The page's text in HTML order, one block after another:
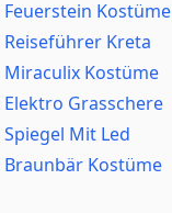
Feuerstein Kostüme
Reiseführer Kreta
Miraculix Kostüme
Elektro Grasschere
Spiegel Mit Led
Braunbär Kostüme